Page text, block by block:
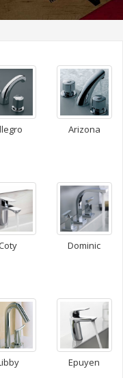
Arizona
Dominic
Epuyen